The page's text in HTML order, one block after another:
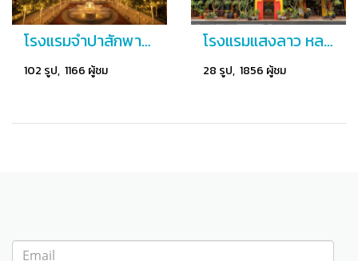
โรงแรมจำปาสักพาเลส
102 รูป, 1166 ผู้ชม
โรงแรมแสงลาว หลวงพระบาง
28 รูป, 1856 ผู้ชม